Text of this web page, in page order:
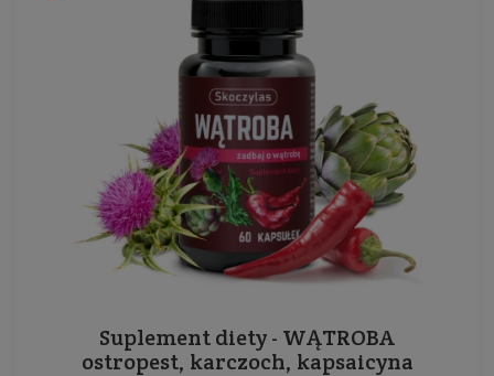
Suplement diety - WĄTROBA
ostropest, karczoch, kapsaicyna